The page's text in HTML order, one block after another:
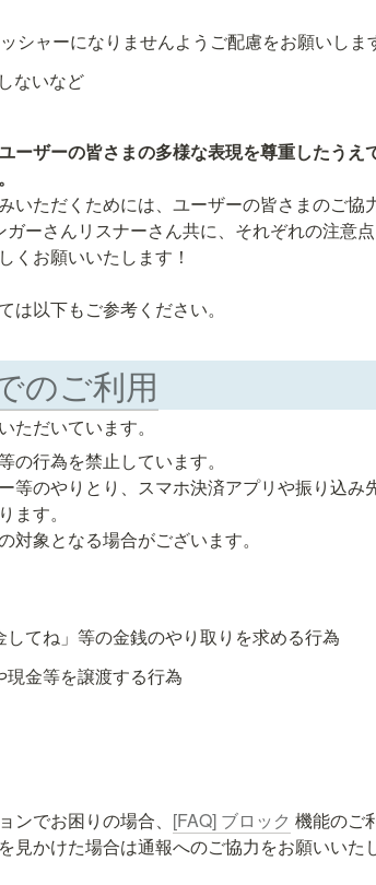
シャーになりませんようご配慮をお願いしま
ないなど
ーザーの皆さまの多様な表現を尊重したうえ
いただくためには、ユーザーの皆さまのご協
ーさんリスナーさん共に、それぞれの注意
くお願いいたします！
は以下もご参考ください。
のご利用
ただいています。
行為を禁止しています。
等のやりとり、スマホ決済アプリや振り込み
ます。
対象となる場合がございます。
してね」等の金銭のやり取りを求める行為
金等を譲渡する行為
でお困りの場合、 [FAQ] ブロック 機能のご